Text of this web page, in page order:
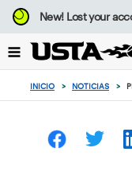
Enfoque
desde
botón
volver
principio
New!Lost your
INICIO > NOTICIAS >